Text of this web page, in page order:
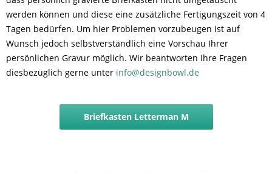
werden können und diese eine zusätzliche Fertigungszeit von 4
Tagen bedürfen. Um hier Problemen vorzubeugen ist auf
Wunsch jedoch selbstverständlich eine Vorschau Ihrer
persönlichen Gravur möglich. Wir beantworten Ihre Fragen
diesbezüglich gerne unter info@designbowl.de
Briefkasten Letterman M